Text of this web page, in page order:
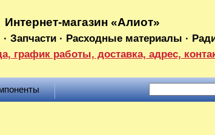
Интернет-магазин «Алиот»
Запчасти · Расходные материалы ·
график работы, доставка, адрес,